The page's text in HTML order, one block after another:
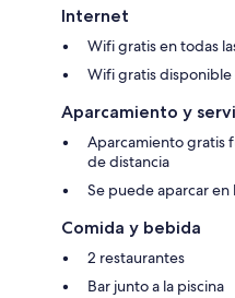
Internet
Wifi gratis en todas
Wifi gratis disponible
Aparcamiento y
Aparcamiento gratis
de distancia
Se puede aparcar en
Comida y bebida
2 restaurantes
Bar junto a la piscina